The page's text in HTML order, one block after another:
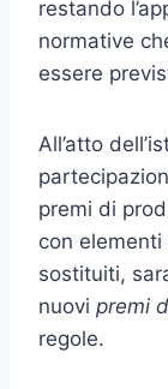
restando
normative
essere
All’atto
premi di
con
sostituiti,
nuovi premi
regole.